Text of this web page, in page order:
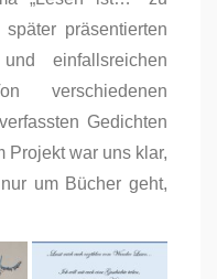
präsentierten
einfallsreichen
verschiedenen
Gedichten
Projekt war uns klar,
um Bücher geht,